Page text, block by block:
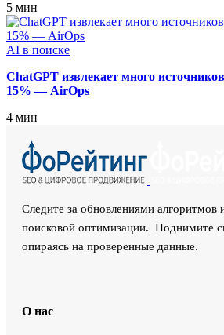
5 мин
AI в поиске
ChatGPT извлекает много
15% — AirOps
4 мин
Следите за обновлениями алгоритмов
поисковой оптимизации. Поднимите
опираясь на проверенные данные.
О нас